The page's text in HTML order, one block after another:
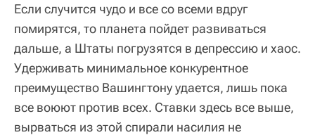
Если случится чудо и все со всеми вдруг
помирятся, то планета пойдет развиваться
дальше, а Штаты погрузятся в депрессию и хаос.
Удерживать минимальное конкурентное
преимущество Вашингтону удается, лишь пока
все воюют против всех. Ставки здесь все выше,
вырваться из этой спирали насилия не